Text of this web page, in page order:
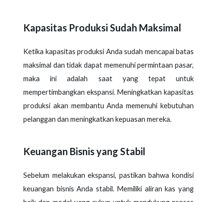
Kapasitas Produksi Sudah Maksimal
Ketika kapasitas produksi Anda sudah mencapai batas
maksimal dan tidak dapat memenuhi permintaan pasar,
maka ini adalah saat yang tepat untuk
mempertimbangkan ekspansi. Meningkatkan kapasitas
produksi akan membantu Anda memenuhi kebutuhan
pelanggan dan meningkatkan kepuasan mereka.
Keuangan Bisnis yang Stabil
Sebelum melakukan ekspansi, pastikan bahwa kondisi
keuangan bisnis Anda stabil. Memiliki aliran kas yang